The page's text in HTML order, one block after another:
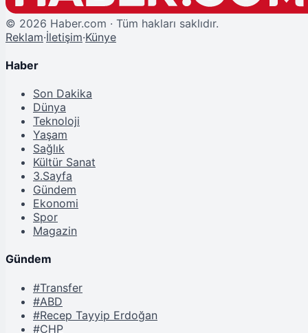
© 2026 Haber.com · Tüm hakları saklıdır.
Reklam·İletişim·Künye
Haber
Son Dakika
Dünya
Teknoloji
Yaşam
Sağlık
Kültür Sanat
3.Sayfa
Gündem
Ekonomi
Spor
Magazin
Gündem
#Transfer
#ABD
#Recep Tayyip Erdoğan
#CHP